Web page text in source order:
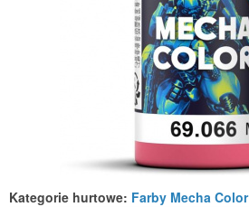
Kategorie hurtowe: Farby Mecha Color